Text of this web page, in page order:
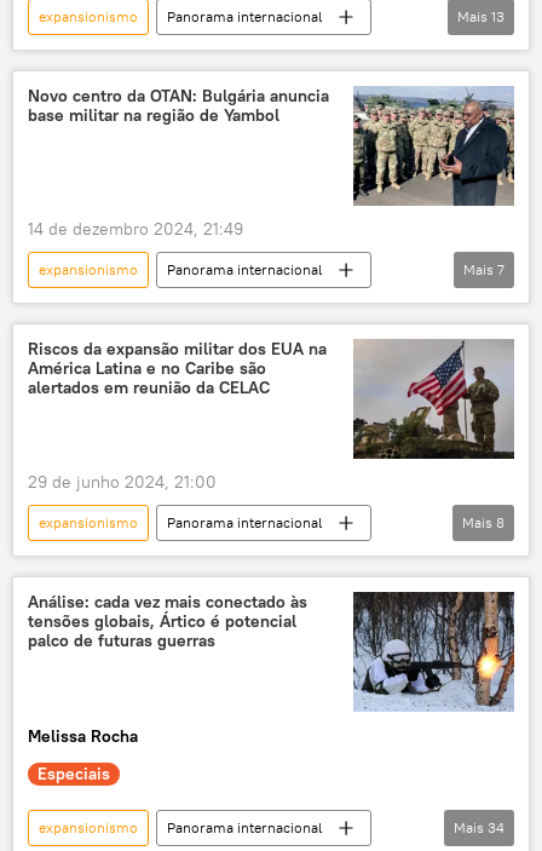
expansionismo
Panorama internacional
Américas
Donald Trump
José Raúl Mulino
Groenlândia
Estados Unidos
Dinamarca
Panamá
força militar
independência
Mais 13
Novo centro da OTAN: Bulgária anuncia
base militar na região de Yambol
14 de dezembro 2024, 21:49
expansionismo
Panorama internacional
Jens Stoltenberg
Vladimir Putin
Tucker Carlson
Bulgária
OTAN
conflito ucraniano
Rússia
Mais 7
Riscos da expansão militar dos EUA na
América Latina e no Caribe são
alertados em reunião da CELAC
29 de junho 2024, 21:00
expansionismo
Panorama internacional
Américas
América Latina
Caribe
CELAC
Estados Unidos
reunião
militar
diplomacia
Mais 8
Análise: cada vez mais conectado às
tensões globais, Ártico é potencial
palco de futuras guerras
Melissa Rocha
Especiais
expansionismo
Panorama internacional
Mais 34